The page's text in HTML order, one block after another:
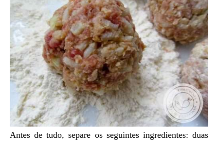
Antes de tudo, separe os seguintes ingredientes: duas